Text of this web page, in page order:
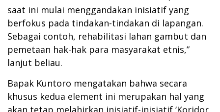
saat ini mulai menggandakan inisiatif yang
berfokus pada tindakan-tindakan di lapangan.
Sebagai contoh, rehabilitasi lahan gambut dan
pemetaan hak-hak para masyarakat etnis,”
lanjut beliau.
Bapak Kuntoro mengatakan bahwa secara
khusus kedua element ini merupakan hal yang
akan tetap melahirkan inisiatif-inisiatif ‘Koridor